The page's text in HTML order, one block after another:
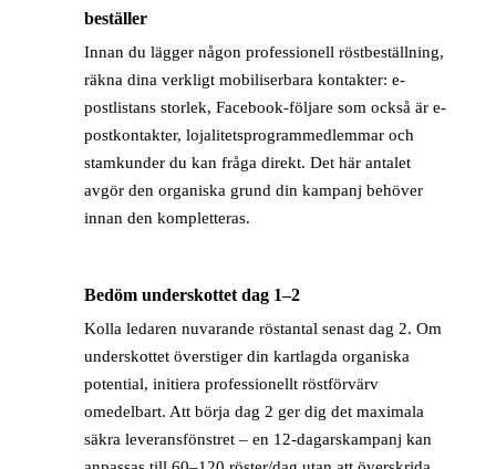
beställer
Innan du lägger någon professionell röstbeställning,
räkna dina verkligt mobiliserbara kontakter: e-
postlistans storlek, Facebook-följare som också är e-
postkontakter, lojalitetsprogrammedlemmar och
stamkunder du kan fråga direkt. Det här antalet
avgör den organiska grund din kampanj behöver
innan den kompletteras.
Bedöm underskottet dag 1–2
Kolla ledaren nuvarande röstantal senast dag 2. Om
underskottet överstiger din kartlagda organiska
potential, initiera professionellt röstförvärv
omedelbart. Att börja dag 2 ger dig det maximala
säkra leveransfönstret – en 12-dagarskampanj kan